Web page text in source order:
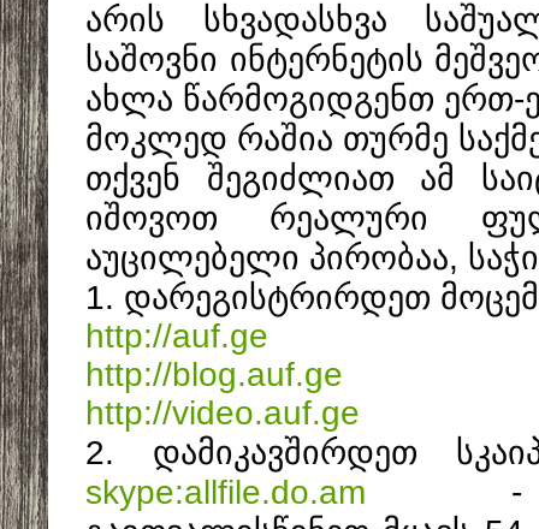
არის სხვადასხვა
საშოვნი ინტერნეტის
ახლა წარმოგიდგენთ ერთ-
მოკლედ რაშია თურმე
თქვენ შეგიძლიათ ამ
იშოვოთ რეალური
აუცილებელი პირობაა,
1. დარეგისტრირდეთ
http://auf.ge
http://blog.auf.ge
http://video.auf.ge
2. დამიკავშირდეთ
skype:allfile.do.am -